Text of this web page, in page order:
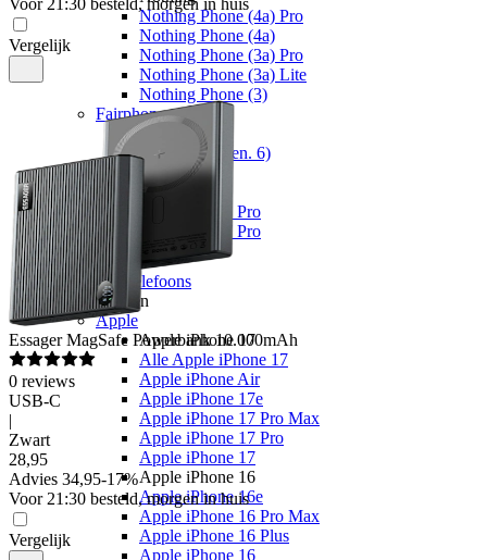
Nothing Phone (4a) Pro
Nothing Phone (4a)
Nothing Phone (3a) Pro
Nothing Phone (3a) Lite
Nothing Phone (3)
Fairphone
Fairphone
Fairphone (Gen. 6)
Realme
Realme
Realme GT 8 Pro
Realme GT 7 Pro
Telefoons
Alle telefoons
Merken
Apple
Apple iPhone 17
Alle Apple iPhone 17
Apple iPhone Air
Apple iPhone 17e
Apple iPhone 17 Pro Max
Apple iPhone 17 Pro
Apple iPhone 17
Apple iPhone 16
Apple iPhone 16e
Apple iPhone 16 Pro Max
Apple iPhone 16 Plus
Apple iPhone 16
Voor 21:30 besteld, morgen in huis
Vergelijk
Essager MagSafe Powerbank 10.000mAh
0 reviews
USB-C
|
Zwart
28,95
Advies 34,95-17%
Voor 21:30 besteld, morgen in huis
Vergelijk